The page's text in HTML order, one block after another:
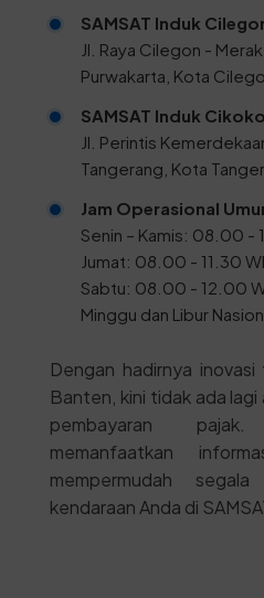
SAMSAT Induk
Jl. Raya Cilegon -
Purwakarta, Kota
SAMSAT Induk
Jl. Perintis
Tangerang, Kota
Jam Operasional
Senin – Kamis: 08.00 -
Jumat: 08.00 - 11.30
Sabtu: 08.00 - 12.00
Minggu dan Libur
Dengan hadirnya
Banten, kini tidak ada
pembayaran
memanfaatkan
mempermudah
kendaraan Anda di